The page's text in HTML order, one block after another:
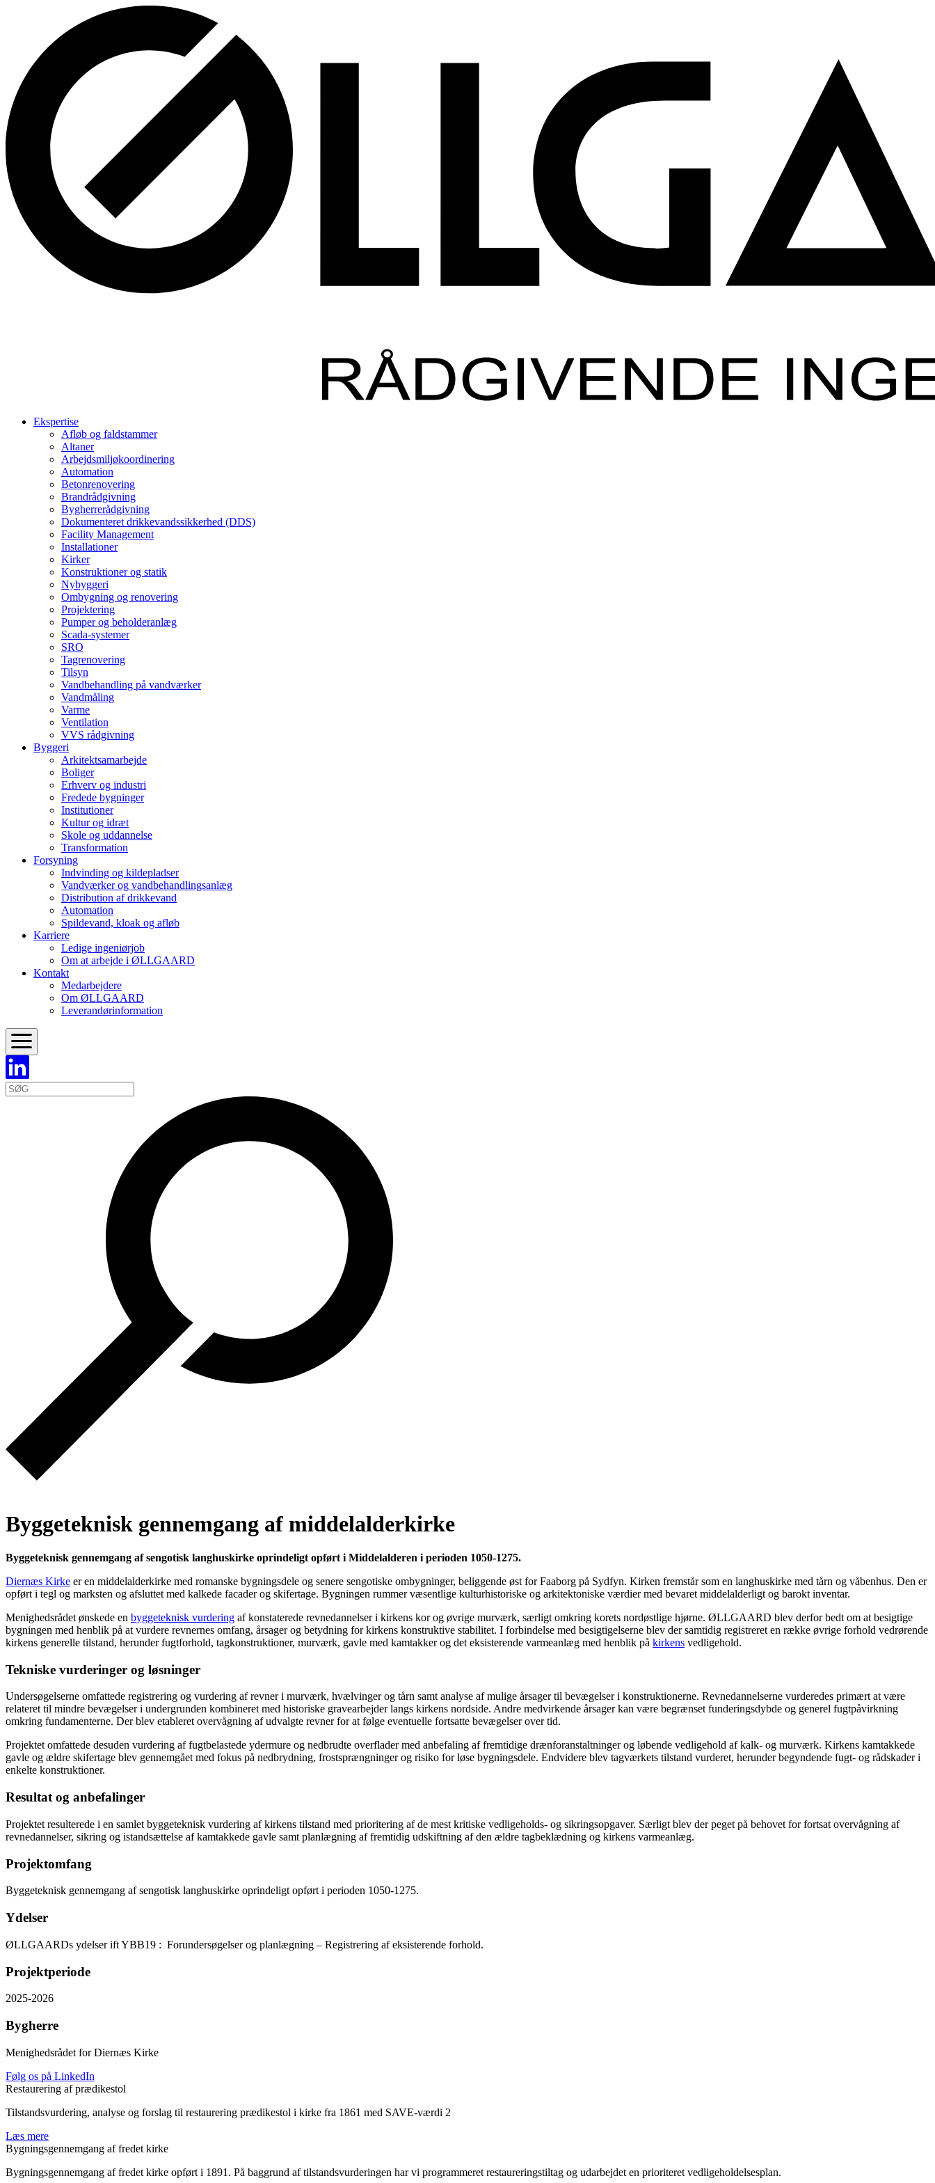
Ekspertise
Afløb og faldstammer
Altaner
Arbejdsmiljøkoordinering
Automation
Betonrenovering
Brandrådgivning
Bygherrerådgivning
Dokumenteret drikkevandssikkerhed (DDS)
Facility Management
Installationer
Kirker
Konstruktioner og statik
Nybyggeri
Ombygning og renovering
Projektering
Pumper og beholderanlæg
Scada-systemer
SRO
Tagrenovering
Tilsyn
Vandbehandling på vandværker
Vandmåling
Varme
Ventilation
VVS rådgivning
Byggeri
Arkitektsamarbejde
Boliger
Erhverv og industri
Fredede bygninger
Institutioner
Kultur og idræt
Skole og uddannelse
Transformation
Forsyning
Indvinding og kildepladser
Vandværker og vandbehandlingsanlæg
Distribution af drikkevand
Automation
Spildevand, kloak og afløb
Karriere
Ledige ingeniørjob
Om at arbejde i ØLLGAARD
Kontakt
Medarbejdere
Om ØLLGAARD
Leverandørinformation
Byggeteknisk gennemgang af middelalderkirke
Byggeteknisk gennemgang af sengotisk langhuskirke oprindeligt opført i Middelalderen i perioden 1050-1275.
Diernæs Kirke er en middelalderkirke med romanske bygningsdele og senere sengotiske ombygninger, beliggende øst for Faaborg på Sydfyn. Kirken fremstår som en langhuskirke med tårn og våbenhus. Den er
opført i tegl og marksten og afsluttet med kalkede facader og skifertage. Bygningen rummer væsentlige kulturhistoriske og arkitektoniske værdier med bevaret middelalderligt og barokt inventar.
Menighedsrådet ønskede en byggeteknisk vurdering af konstaterede revnedannelser i kirkens kor og øvrige murværk, særligt omkring korets nordøstlige hjørne. ØLLGAARD blev derfor bedt om at besigtige
bygningen med henblik på at vurdere revnernes omfang, årsager og betydning for kirkens konstruktive stabilitet. I forbindelse med besigtigelserne blev der samtidig registreret en række øvrige forhold vedrørende
kirkens generelle tilstand, herunder fugtforhold, tagkonstruktioner, murværk, gavle med kamtakker og det eksisterende varmeanlæg med henblik på kirkens vedligehold.
Tekniske vurderinger og løsninger
Undersøgelserne omfattede registrering og vurdering af revner i murværk, hvælvinger og tårn samt analyse af mulige årsager til bevægelser i konstruktionerne. Revnedannelserne vurderedes primært at være
relateret til mindre bevægelser i undergrunden kombineret med historiske gravearbejder langs kirkens nordside. Andre medvirkende årsager kan være begrænset funderingsdybde og generel fugtpåvirkning
omkring fundamenterne. Der blev etableret overvågning af udvalgte revner for at følge eventuelle fortsatte bevægelser over tid.
Projektet omfattede desuden vurdering af fugtbelastede ydermure og nedbrudte overflader med anbefaling af fremtidige drænforanstaltninger og løbende vedligehold af kalk- og murværk. Kirkens kamtakkede
gavle og ældre skifertage blev gennemgået med fokus på nedbrydning, frostsprængninger og risiko for løse bygningsdele. Endvidere blev tagværkets tilstand vurderet, herunder begyndende fugt- og rådskader i
enkelte konstruktioner.
Resultat og anbefalinger
Projektet resulterede i en samlet byggeteknisk vurdering af kirkens tilstand med prioritering af de mest kritiske vedligeholds- og sikringsopgaver. Særligt blev der peget på behovet for fortsat overvågning af
revnedannelser, sikring og istandsættelse af kamtakkede gavle samt planlægning af fremtidig udskiftning af den ældre tagbeklædning og kirkens varmeanlæg.
Projektomfang
Byggeteknisk gennemgang af sengotisk langhuskirke oprindeligt opført i perioden 1050-1275.
Ydelser
ØLLGAARDs ydelser ift YBB19 : Forundersøgelser og planlægning – Registrering af eksisterende forhold.
Projektperiode
2025-2026
Bygherre
Menighedsrådet for Diernæs Kirke
Følg os på LinkedIn
Restaurering af prædikestol
Tilstandsvurdering, analyse og forslag til restaurering prædikestol i kirke fra 1861 med SAVE-værdi 2
Læs mere
Bygningsgennemgang af fredet kirke
Bygningsgennemgang af fredet kirke opført i 1891. På baggrund af tilstandsvurderingen har vi programmeret restaureringstiltag og udarbejdet en prioriteret vedligeholdelsesplan.